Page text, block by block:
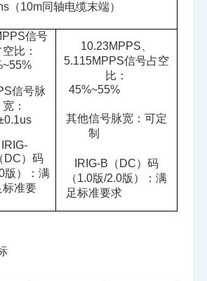
（10m同轴电缆末端）
信号
空比：
信号脉
宽：
0.1us
IRIG-
DC）码
版）：满
标准要
10.23MPPS、
5.115MPPS信号占空
比：
45%~55%
其他信号脉宽：可定
制
IRIG-B （ DC）码
（1.0版/2.0版）：满
足标准要求